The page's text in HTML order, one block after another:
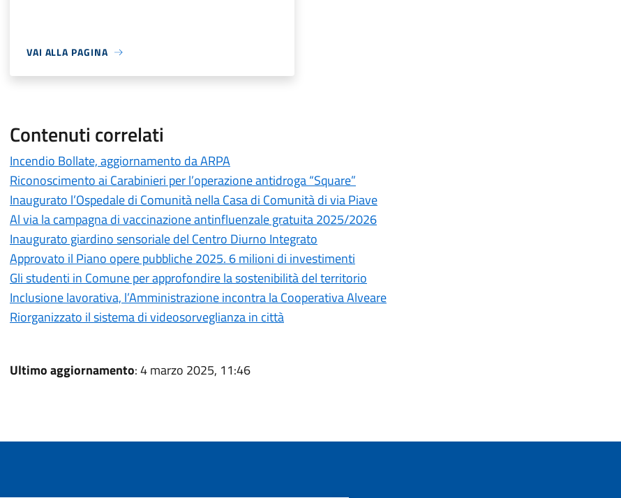
VAI ALLA PAGINA
Contenuti correlati
Incendio Bollate, aggiornamento da ARPA
Riconoscimento ai Carabinieri per l’operazione antidroga “Square”
Inaugurato l’Ospedale di Comunità nella Casa di Comunità di via Piave
Al via la campagna di vaccinazione antinfluenzale gratuita 2025/2026
Inaugurato giardino sensoriale del Centro Diurno Integrato
Approvato il Piano opere pubbliche 2025. 6 milioni di investimenti
Gli studenti in Comune per approfondire la sostenibilità del territorio
Inclusione lavorativa, l’Amministrazione incontra la Cooperativa Alveare
Riorganizzato il sistema di videosorveglianza in città
Ultimo aggiornamento: 4 marzo 2025, 11:46